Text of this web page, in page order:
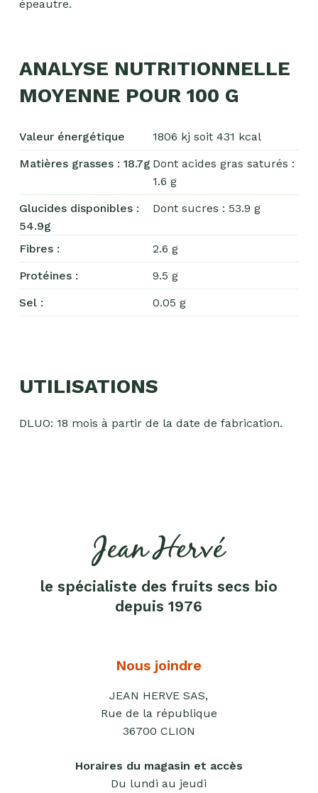
épeautre.
ANALYSE NUTRITIONNELLE
MOYENNE POUR 100 G
Valeur énergétique
1806 kj soit 431 kcal
Matières grasses : 18.7g Dont acides gras saturés :
1.6 g
Glucides disponibles :
54.9g
Dont sucres : 53.9 g
Fibres :
2.6 g
Protéines :
9.5 g
Sel :
0.05 g
UTILISATIONS
DLUO: 18 mois à partir de la date de fabrication.
le spécialiste des fruits secs bio
depuis 1976
Nous joindre
JEAN HERVE SAS,
Rue de la république
36700 CLION
Horaires du magasin et accès
Du lundi au jeudi
Chocolat
en
Mélanges
apéritifs
Pâtes à
tartiner
Produits
fruits
Purées